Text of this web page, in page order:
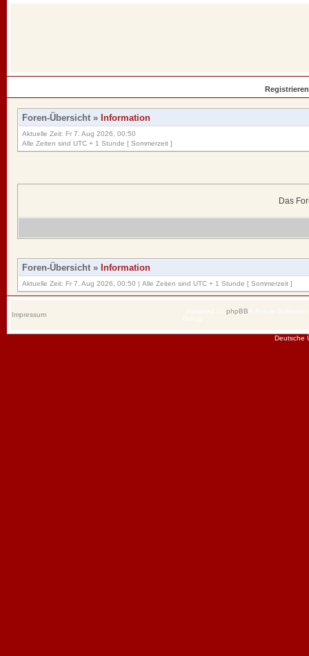
Registrieren
Foren-Übersicht » Information
Aktuelle Zeit: Fr 7. Aug 2026, 00:50
Alle Zeiten sind UTC + 1 Stunde [ Sommerzeit ]
Das
Foren-Übersicht » Information
Aktuelle Zeit: Fr 7. Aug 2026, 00:50 | Alle Zeiten sind UTC + 1 Stunde [ Sommerzeit ]
Impressum phpBB
Deutsche